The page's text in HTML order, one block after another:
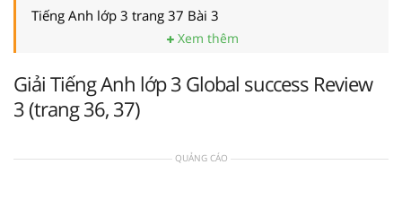
Tiếng Anh lớp 3 trang 37 Bài 3
Xem thêm
Giải Tiếng Anh lớp 3 Global success Review
3 (trang 36, 37)
QUẢNG CÁO